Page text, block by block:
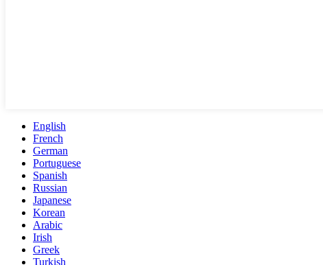
English
French
German
Portuguese
Spanish
Russian
Japanese
Korean
Arabic
Irish
Greek
Turkish